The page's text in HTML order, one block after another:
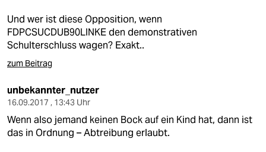
Und wer ist diese Opposition, wenn
FDPCSUCDUB90LINKE den demonstrativen
Schulterschluss wagen? Exakt..
zum Beitrag
unbekannter_nutzer
16.09.2017 , 13:43 Uhr
Wenn also jemand keinen Bock auf ein Kind hat, dann ist
das in Ordnung – Abtreibung erlaubt.